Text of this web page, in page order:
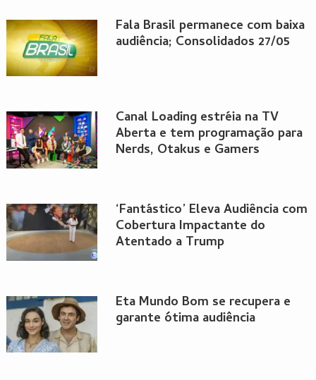
Fala Brasil permanece com baixa
audiência; Consolidados 27/05
Canal Loading estréia na TV
Aberta e tem programação para
Nerds, Otakus e Gamers
‘Fantástico’ Eleva Audiência com
Cobertura Impactante do
Atentado a Trump
Eta Mundo Bom se recupera e
garante ótima audiência